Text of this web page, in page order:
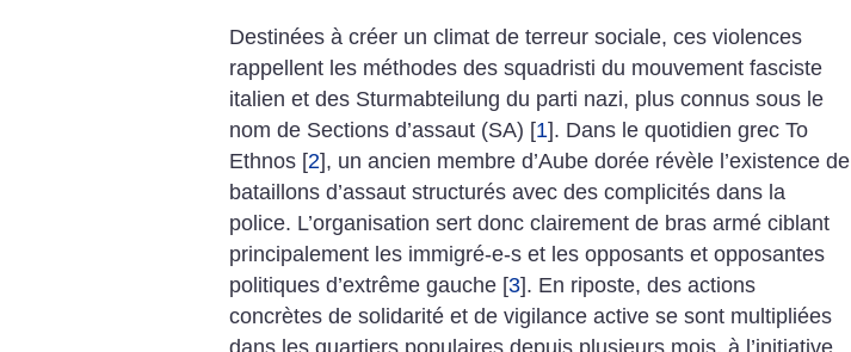
Destinées à créer un climat de terreur sociale, ces violences
rappellent les méthodes des squadristi du mouvement fasciste
italien et des Sturmabteilung du parti nazi, plus connus sous le
nom de Sections d’assaut (SA) [1]. Dans le quotidien grec To
Ethnos [2], un ancien membre d’Aube dorée révèle l’existence de
bataillons d’assaut structurés avec des complicités dans la
police. L’organisation sert donc clairement de bras armé ciblant
principalement les immigré-e-s et les opposants et opposantes
politiques d’extrême gauche [3]. En riposte, des actions
concrètes de solidarité et de vigilance active se sont multipliées
dans les quartiers populaires depuis plusieurs mois, à l’initiative